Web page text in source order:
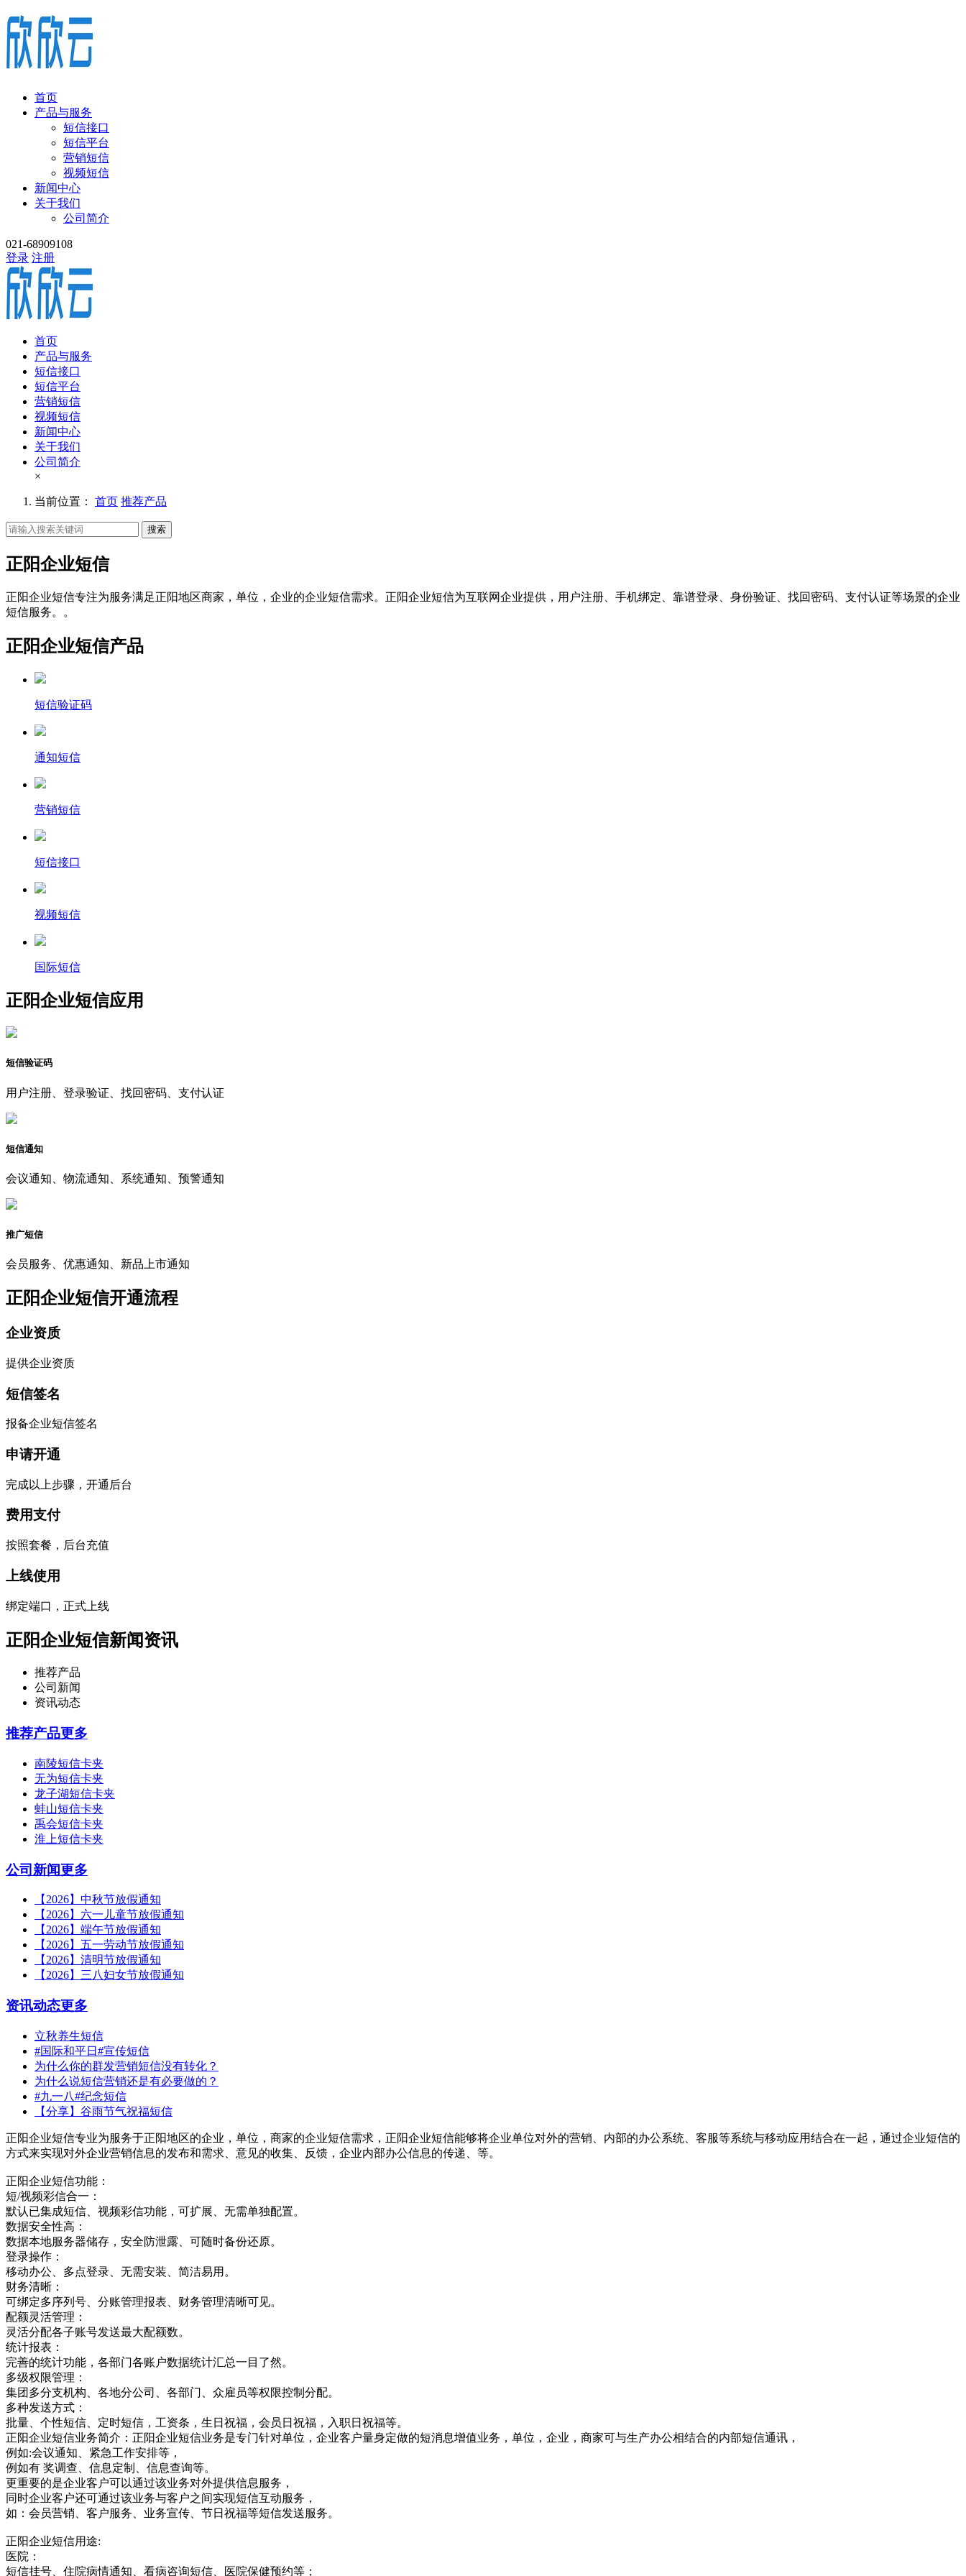
首页
产品与服务
短信接口
短信平台
营销短信
视频短信
新闻中心
关于我们
公司简介
021-68909108
登录 注册
首页
产品与服务
短信接口
短信平台
营销短信
视频短信
新闻中心
关于我们
公司简介
×
当前位置： 首页 推荐产品
搜索
正阳企业短信
正阳企业短信专注为服务满足正阳地区商家，单位，企业的企业短信需求。正阳企业短信为互联网企业提供，用户注册、手机绑定、靠谱登录、身份验证、找回密码、支付认证等场景的企业
短信服务。。
正阳企业短信产品
短信验证码
通知短信
营销短信
短信接口
视频短信
国际短信
正阳企业短信应用
短信验证码
用户注册、登录验证、找回密码、支付认证
短信通知
会议通知、物流通知、系统通知、预警通知
推广短信
会员服务、优惠通知、新品上市通知
正阳企业短信开通流程
企业资质
提供企业资质
短信签名
报备企业短信签名
申请开通
完成以上步骤，开通后台
费用支付
按照套餐，后台充值
上线使用
绑定端口，正式上线
正阳企业短信新闻资讯
推荐产品
公司新闻
资讯动态
推荐产品更多
南陵短信卡夹
无为短信卡夹
龙子湖短信卡夹
蚌山短信卡夹
禹会短信卡夹
淮上短信卡夹
公司新闻更多
【2026】中秋节放假通知
【2026】六一儿童节放假通知
【2026】端午节放假通知
【2026】五一劳动节放假通知
【2026】清明节放假通知
【2026】三八妇女节放假通知
资讯动态更多
立秋养生短信
#国际和平日#宣传短信
为什么你的群发营销短信没有转化？
为什么说短信营销还是有必要做的？
#九一八#纪念短信
【分享】谷雨节气祝福短信
正阳企业短信专业为服务于正阳地区的企业，单位，商家的企业短信需求，正阳企业短信能够将企业单位对外的营销、内部的办公系统、客服等系统与移动应用结合在一起，通过企业短信的
方式来实现对外企业营销信息的发布和需求、意见的收集、反馈，企业内部办公信息的传递、等。
正阳企业短信功能：
短/视频彩信合一：
默认已集成短信、视频彩信功能，可扩展、无需单独配置。
数据安全性高：
数据本地服务器储存，安全防泄露、可随时备份还原。
登录操作：
移动办公、多点登录、无需安装、简洁易用。
财务清晰：
可绑定多序列号、分账管理报表、财务管理清晰可见。
配额灵活管理：
灵活分配各子账号发送最大配额数。
统计报表：
完善的统计功能，各部门各账户数据统计汇总一目了然。
多级权限管理：
集团多分支机构、各地分公司、各部门、众雇员等权限控制分配。
多种发送方式：
批量、个性短信、定时短信，工资条，生日祝福，会员日祝福，入职日祝福等。
正阳企业短信业务简介：正阳企业短信业务是专门针对单位，企业客户量身定做的短消息增值业务，单位，企业，商家可与生产办公相结合的内部短信通讯，
例如:会议通知、紧急工作安排等，
例如有 奖调查、信息定制、信息查询等。
更重要的是企业客户可以通过该业务对外提供信息服务，
同时企业客户还可通过该业务与客户之间实现短信互动服务，
如：会员营销、客户服务、业务宣传、节日祝福等短信发送服务。
正阳企业短信用途:
医院：
短信挂号、住院病情通知、看病咨询短信、医院保健预约等；